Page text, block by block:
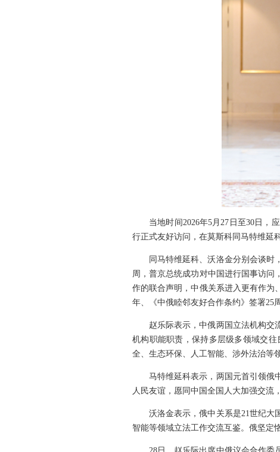
当地时间2026年5月27日至30日，
行正式友好访问，在莫斯科同马特维延
同马特维延科、沃洛金分别会谈
周，普京总统成功对中国进行国事访问
作的联合声明，中俄关系进入更有作为
年、《中俄睦邻友好合作条约》签署25
赵乐际表示，中俄两国立法机构交
机构职能职责，保持多层级多领域交
全、生态环保、人工智能、涉外法治等
马特维延科表示，两国元首引领俄
人民友谊，愿同中国全国人大加强交流
沃洛金表示，俄中关系是21世纪大
智能等领域立法工作交流互鉴。俄坚定